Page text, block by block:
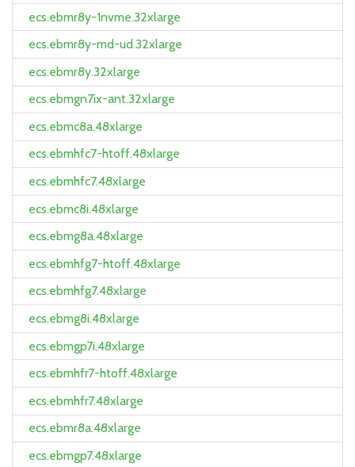
ecs.ebmr8y-1nvme.32xlarge
ecs.ebmr8y-md-ud.32xlarge
ecs.ebmr8y.32xlarge
ecs.ebmgn7ix-ant.32xlarge
ecs.ebmc8a.48xlarge
ecs.ebmhfc7-htoff.48xlarge
ecs.ebmhfc7.48xlarge
ecs.ebmc8i.48xlarge
ecs.ebmg8a.48xlarge
ecs.ebmhfg7-htoff.48xlarge
ecs.ebmhfg7.48xlarge
ecs.ebmg8i.48xlarge
ecs.ebmgp7i.48xlarge
ecs.ebmhfr7-htoff.48xlarge
ecs.ebmhfr7.48xlarge
ecs.ebmr8a.48xlarge
ecs.ebmgp7.48xlarge